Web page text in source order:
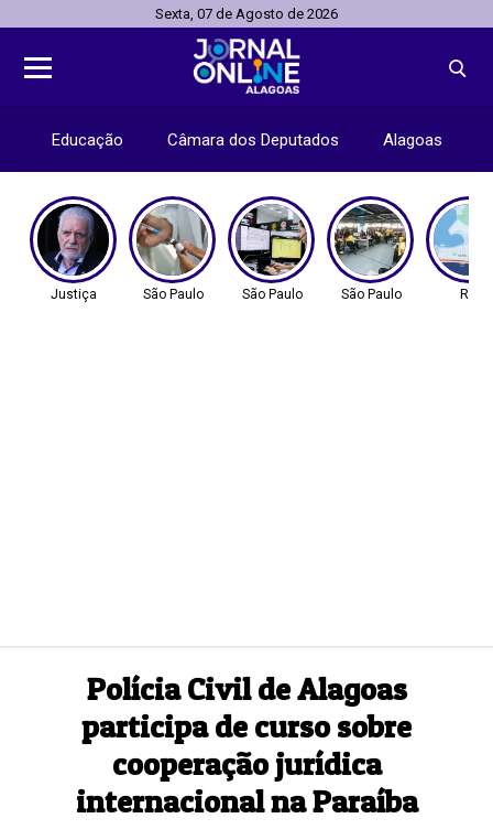
Sexta, 07 de Agosto de 2026
Educação Câmara dos Deputados Alagoas
Justiça São Paulo São Paulo São Paulo Rio
Polícia Civil de Alagoas
participa de curso sobre
cooperação jurídica
internacional na Paraíba